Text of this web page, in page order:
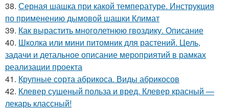
38. Серная шашка при какой температуре. Инструкция
по применению дымовой шашки Климат
39. Как вырастить многолетнюю гвоздику. Описание
40. Школка или мини питомник для растений. Цель,
задачи и детальное описание мероприятий в рамках
реализации проекта
41. Крупные сорта абрикоса. Виды абрикосов
42. Клевер сушеный польза и вред. Клевер красный —
лекарь классный!